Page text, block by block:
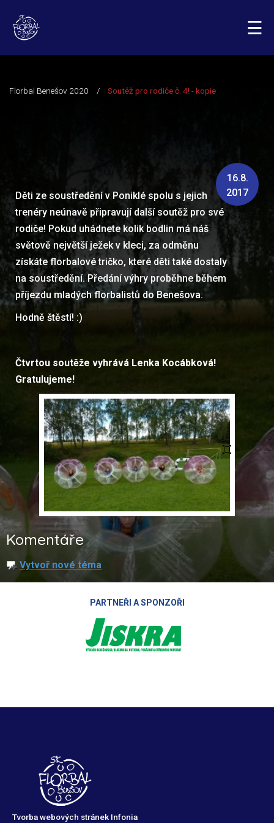
☰
16.8.
2017
Děti ze soustředění v Poniklé spolu s jejich
trenéry neúnavě připravují další soutěž pro své
rodiče! Pokud uhádnete kolik bodlin má náš
světově největší ježek v kleci, za odměnu
získáte florbalové tričko, které děti také dostaly
na soustředění. Předání výhry proběhne během
příjezdu mladých florbalistů do Benešova.
Hodně štěstí! :)
Čtvrtou soutěže vyhrává Lenka Kocábková!
Gratulujeme!
Komentáře
Vytvoř nové téma
PARTNEŘI A SPONZOŘI
Tvorba webových stránek Infonia